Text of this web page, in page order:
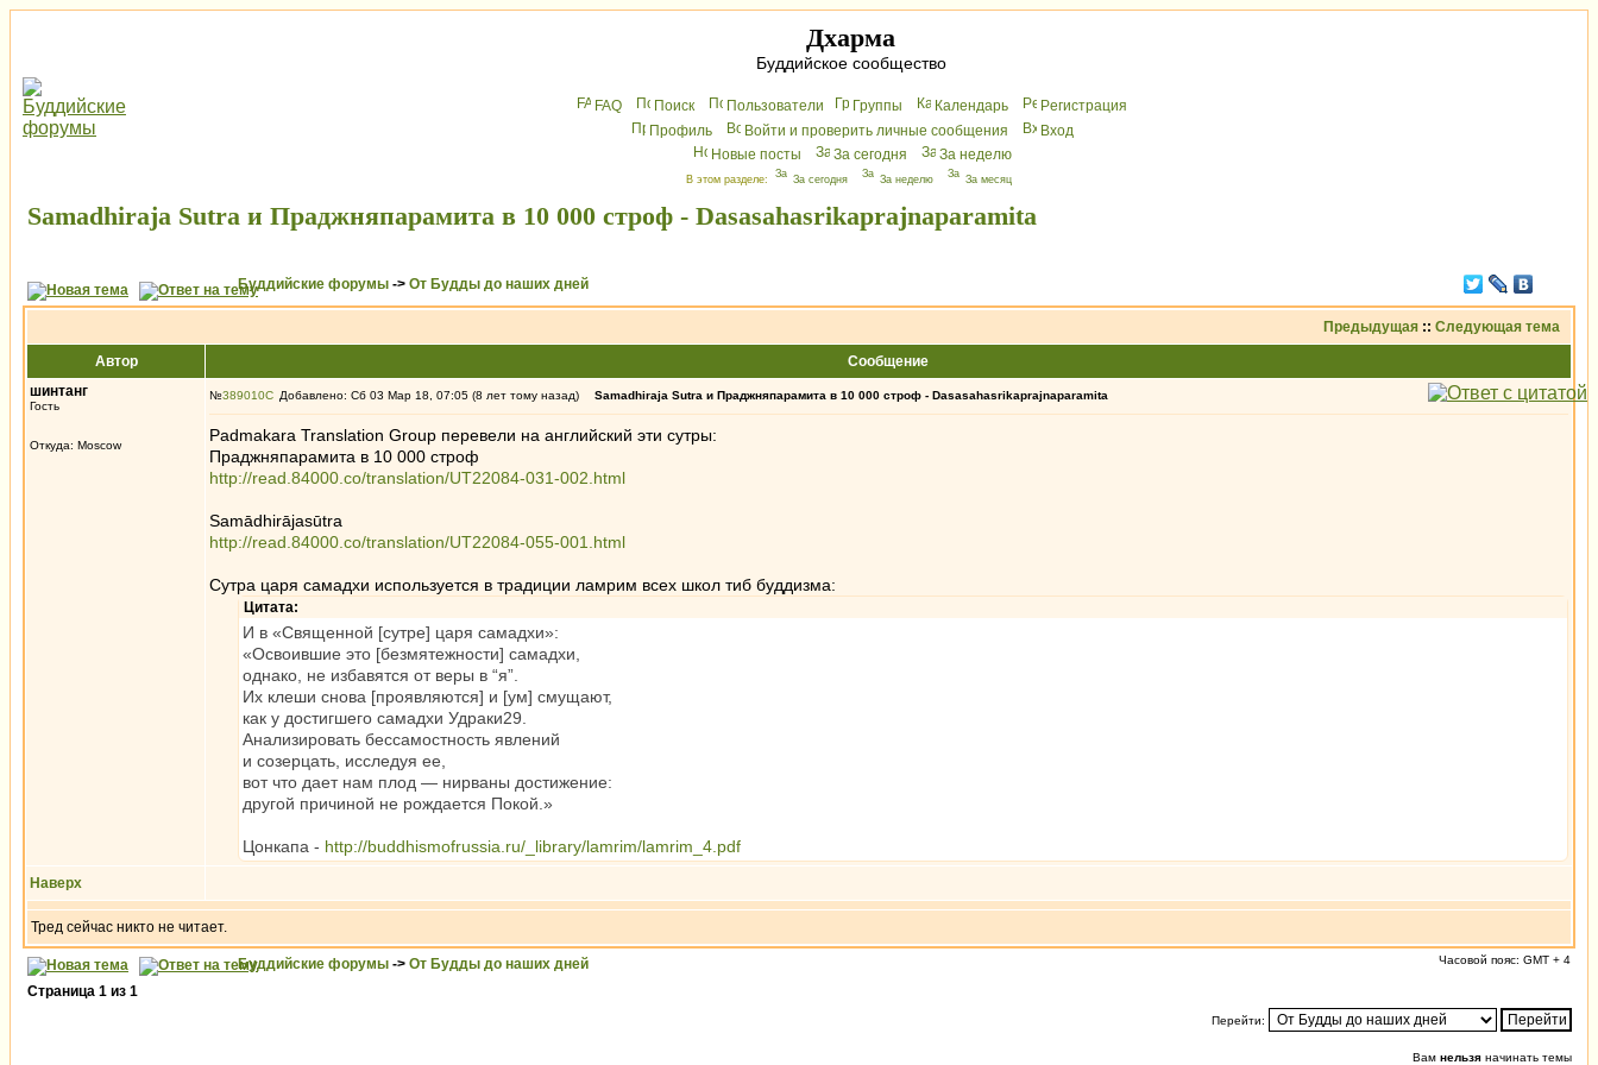
Дхарма
Буддийское сообщество
FAQ Поиск Пользователи Группы Календарь
Peгиcтрaция
Профиль
Войти и проверить личные сообщения
Вхoд
Новые посты
За сегодня За неделю
В этом разделе: За сегодня За неделю За месяц
Samadhiraja Sutra и Праджняпарамита в 10 000 строф - Dasa­sahasrika­prajnaparamita
Буддийские форумы -> От Будды до наших дней
Предыдущая :: Следующая тема
Автор
Сообщение
шинтанг
Гость
Откуда: Moscow
№389010 Добавлено: Сб 03 Мар 18, 07:05 (8 лет тому назад) Samadhiraja Sutra и Праджняпарамита в 10 000 строф - Dasa­sahasrika­prajnaparamita
Padmakara Translation Group перевели на английский эти сутры:
Праджняпарамита в 10 000 строф
http://read.84000.co/translation/UT22084-031-002.html
Samādhi­rāja­sūtra
http://read.84000.co/translation/UT22084-055-001.html
Сутра царя самадхи используется в традиции ламрим всех школ тиб буддизма:
Цитата:
И в «Священной [сутре] царя самадхи»:
«Освоившие это [безмятежности] самадхи,
однако, не избавятся от веры в “я”.
Их клеши снова [проявляются] и [ум] смущают,
как у достигшего самадхи Удраки29.
Анализировать бессамостность явлений
и созерцать, исследуя ее,
вот что дает нам плод — нирваны достижение:
другой причиной не рождается Покой.»
Цонкапа - http://buddhismofrussia.ru/_library/lamrim/lamrim_4.pdf
Наверх
Тред сейчас никто не читает.
Буддийские форумы -> От Будды до наших дней Часовой пояс: GMT + 4
Страница 1 из 1
Перейти:
Вам нельзя начинать темы